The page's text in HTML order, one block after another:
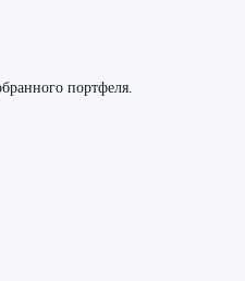
портфеля.